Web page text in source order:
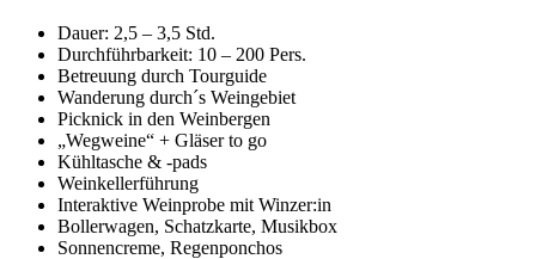
Dauer: 2,5 – 3,5 Std.
Durchführbarkeit: 10 – 200 Pers.
Betreuung durch Tourguide
Wanderung durch´s Weingebiet
Picknick in den Weinbergen
„Wegweine“ + Gläser to go
Kühltasche & -pads
Weinkellerführung
Interaktive Weinprobe mit Winzer:in
Bollerwagen, Schatzkarte, Musikbox
Sonnencreme, Regenponchos